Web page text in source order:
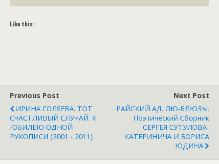
Like this:
Previous Post
ИРИНА ГОЛЯЕВА. ТОТ
СЧАСТЛИВЫЙ СЛУЧАЙ. К
ЮБИЛЕЮ ОДНОЙ
РУКОПИСИ (2001 - 2011)
Next Post
РАЙСКИЙ АД. ЛЮ-БЛЮЗЫ.
Поэтический Сборник
СЕРГЕЯ СУТУЛОВА-
КАТЕРИНИЧА И БОРИСА
ЮДИНА